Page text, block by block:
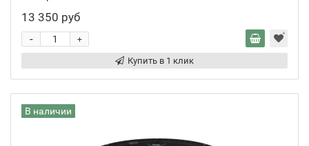
13 350 руб
+
-
Купить в 1 клик
В наличии